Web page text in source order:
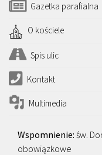
Gazetka parafialna
O kościele
Spis ulic
Kontakt
Multimedia
św.
obowiązkowe